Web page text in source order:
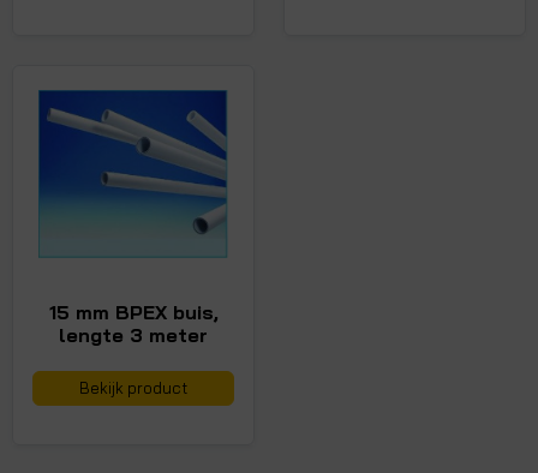
15 mm BPEX buis,
lengte 3 meter
Bekijk product